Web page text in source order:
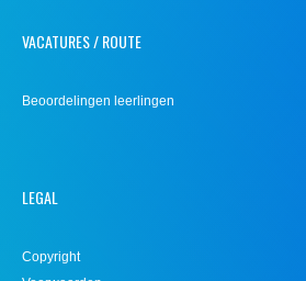
VACATURES / ROUTE
Beoordelingen leerlingen
LEGAL
Copyright